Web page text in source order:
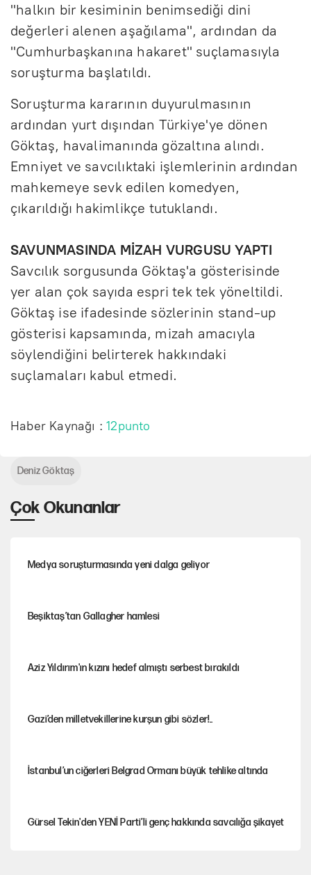
"halkın bir kesiminin benimsediği dini
değerleri alenen aşağılama", ardından da
"Cumhurbaşkanına hakaret" suçlamasıyla
soruşturma başlatıldı.
Soruşturma kararının duyurulmasının
ardından yurt dışından Türkiye'ye dönen
Göktaş, havalimanında gözaltına alındı.
Emniyet ve savcılıktaki işlemlerinin ardından
mahkemeye sevk edilen komedyen,
çıkarıldığı hakimlikçe tutuklandı.
SAVUNMASINDA MİZAH VURGUSU YAPTI
Savcılık sorgusunda Göktaş'a gösterisinde
yer alan çok sayıda espri tek tek yöneltildi.
Göktaş ise ifadesinde sözlerinin stand-up
gösterisi kapsamında, mizah amacıyla
söylendiğini belirterek hakkındaki
suçlamaları kabul etmedi.
Haber Kaynağı :12punto
Çok Okunanlar
Medya soruşturmasında yeni dalga geliyor
Beşiktaş’tan Gallagher hamlesi
Aziz Yıldırım'ın kızını hedef almıştı serbest bırakıldı
Gazi’den milletvekillerine kurşun gibi sözler!..
İstanbul’un ciğerleri Belgrad Ormanı büyük tehlike altında
Gürsel Tekin'den YENİ Parti’li genç hakkında savcılığa şikayet
Deniz Göktaş